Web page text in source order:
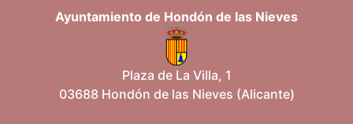
Ayuntamiento de Hondón de las Nieves
Plaza de La Villa, 1
03688 Hondón de las Nieves (Alicante)